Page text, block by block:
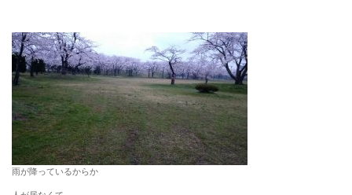
雨が降っているからか